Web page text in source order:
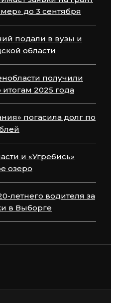
до 3 сентября
подали в вузы и
области
получили
2025 года
погасила долг по
и «Угребись»
озеро
летнего водителя за
в Выборге